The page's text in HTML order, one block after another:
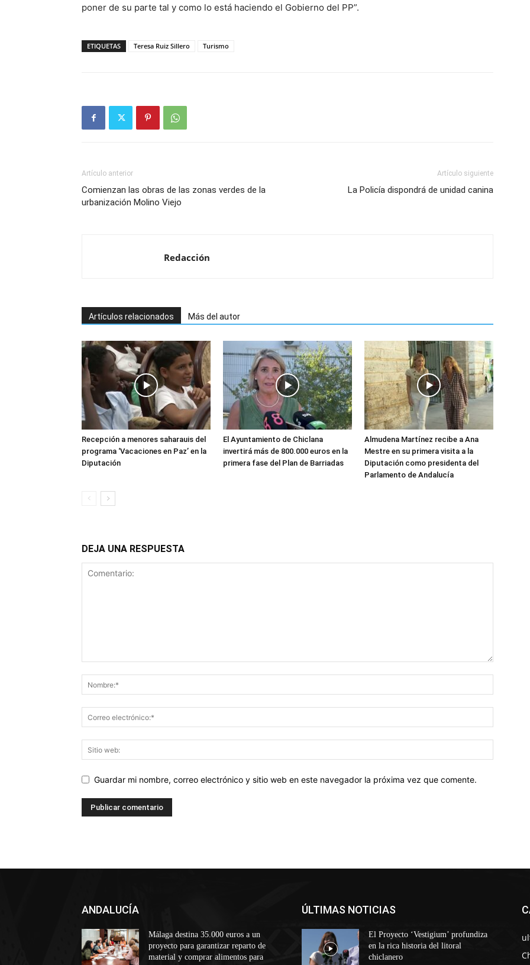
poner de su parte tal y como lo está haciendo el Gobierno del PP”.
ETIQUETAS Teresa Ruiz Sillero Turismo
Artículo anterior
Comienzan las obras de las zonas verdes de la
urbanización Molino Viejo
Artículo siguiente
La Policía dispondrá de unidad canina
Redacción
Artículos relacionados Más del autor
Recepción a menores saharauis del
programa ‘Vacaciones en Paz’ en la
Diputación
El Ayuntamiento de Chiclana
invertirá más de 800.000 euros en la
primera fase del Plan de Barriadas
Almudena Martínez recibe a Ana
Mestre en su primera visita a la
Diputación como presidenta del
Parlamento de Andalucía
DEJA UNA RESPUESTA
Guardar mi nombre, correo electrónico y sitio web en este navegador la próxima vez que comente.
ANDALUCÍA
Málaga destina 35.000 euros a un
proyecto para garantizar reparto de
material y comprar alimentos para
ÚLTIMAS NOTICIAS
El Proyecto ‘Vestigium’ profundiza
en la rica historia del litoral
chiclanero